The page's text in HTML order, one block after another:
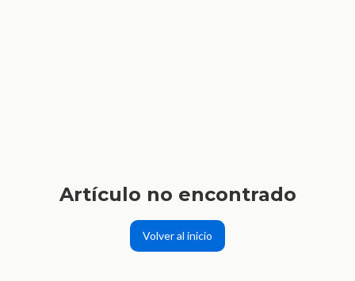
Artículo no encontrado
Volver al inicio